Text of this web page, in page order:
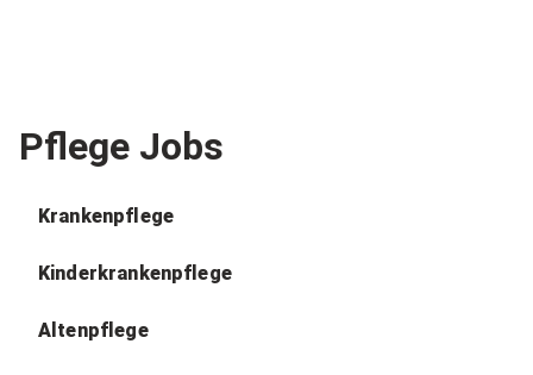
Pflege Jobs
Krankenpflege
Kinderkrankenpflege
Altenpflege